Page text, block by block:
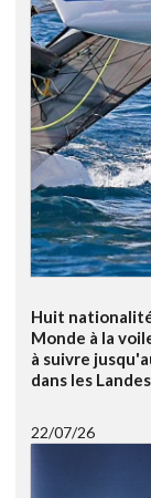
Huit
Monde à la
à suivre
dans les
22/07/26